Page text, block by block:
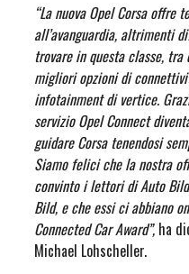
“La nuova Opel Corsa offre
all’avanguardia, altrimenti
trovare in questa classe,
migliori opzioni di
infotainment di vertice.
servizio Opel Connect
guidare Corsa tenendosi
Siamo felici che la nostra
convinto i lettori di Auto
Bild, e che essi ci abbiano
Connected Car Award”, ha
Michael Lohscheller.